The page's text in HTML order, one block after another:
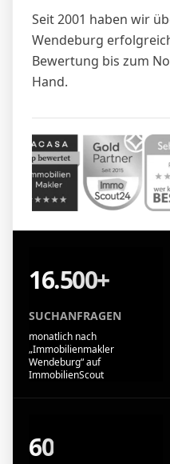
Seit 2001 haben wir
Wendeburg
Bewertung bis zum
Hand.
16.500+
SUCHANFRAGEN
monatlich nach
„Immobilienmakler
Wendeburg“ auf
ImmobilienScout
60